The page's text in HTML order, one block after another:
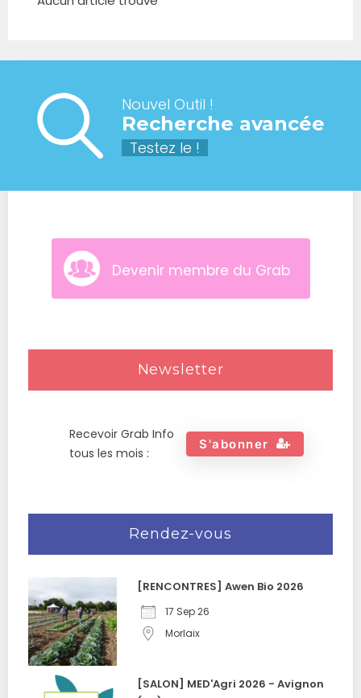
Nouvel Outil !
Recherche avancée
Testez le !
Devenir membre du Grab
Newsletter
Recevoir Grab Info
tous les mois :
S'abonner
Rendez-vous
[RENCONTRES] Awen Bio 2026
17 Sep 26
Morlaix
[SALON] MED'Agri 2026 - Avignon